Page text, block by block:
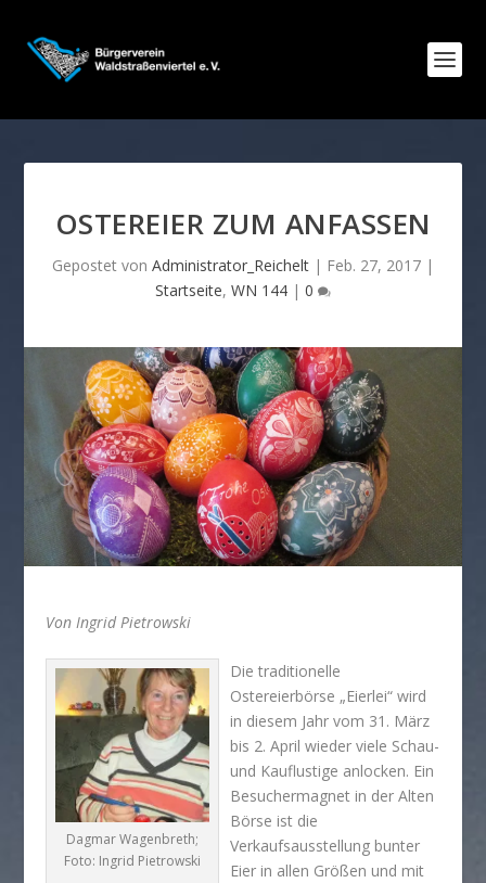
OSTEREIER ZUM ANFASSEN
Gepostet von Administrator_Reichelt | Feb. 27, 2017 |
Startseite, WN 144 | 0
Von Ingrid Pietrowski
Dagmar Wagenbreth;
Foto: Ingrid Pietrowski
Die traditionelle
Ostereierbörse „Eierlei“ wird
in diesem Jahr vom 31. März
bis 2. April wieder viele Schau-
und Kauflustige anlocken. Ein
Besuchermagnet in der Alten
Börse ist die
Verkaufsausstellung bunter
Eier in allen Größen und mit